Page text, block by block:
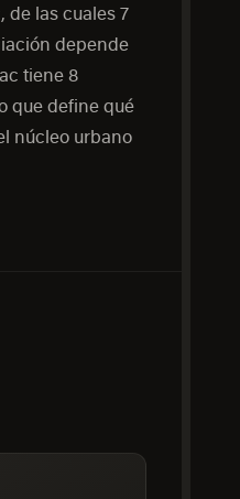
de las cuales 7
depende
tiene 8
que define qué
núcleo urbano